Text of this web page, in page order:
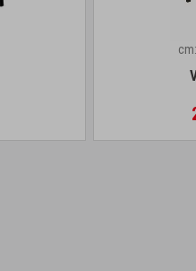
cm: